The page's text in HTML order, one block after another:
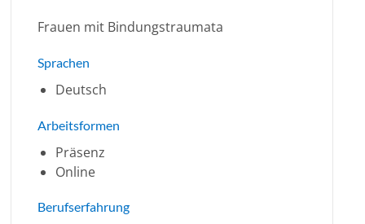
Frauen mit Bindungstraumata
Sprachen
Deutsch
Arbeitsformen
Präsenz
Online
Berufserfahrung